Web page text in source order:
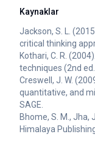
Kaynaklar
Jackson, S. L.
critical thinking
Kothari, C. R.
techniques (2nd
Creswell, J. W.
quantitative, and
SAGE.
Bhome, S. M., Jha,
Himalaya